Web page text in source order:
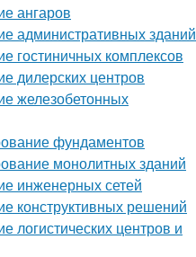
ангаров
административных зданий
гостиничных комплексов
дилерских центров
железобетонных
фундаментов
монолитных зданий
инженерных сетей
конструктивных решений
логистических центров и